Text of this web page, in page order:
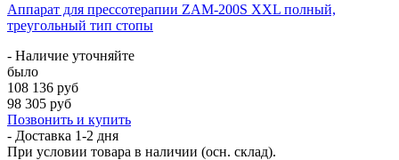
Аппарат для прессотерапии ZAM-200S XXL полный,
треугольный тип стопы
- Наличие уточняйте
было
108 136 руб
98 305 руб
Позвонить и купить
- Доставка 1-2 дня
При условии товара в наличии (осн. склад).